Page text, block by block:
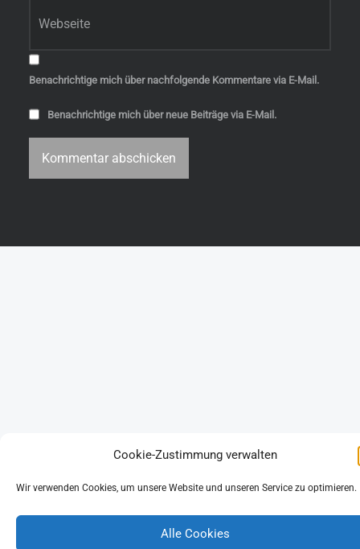
Cookie-Zustimmung verwalten
Wir verwenden Cookies, um unsere Website und unseren Service zu optimieren.
Alle Cookies
Benachrichtige mich über nachfolgende Kommentare via E-Mail.
Benachrichtige mich über neue Beiträge via E-Mail.